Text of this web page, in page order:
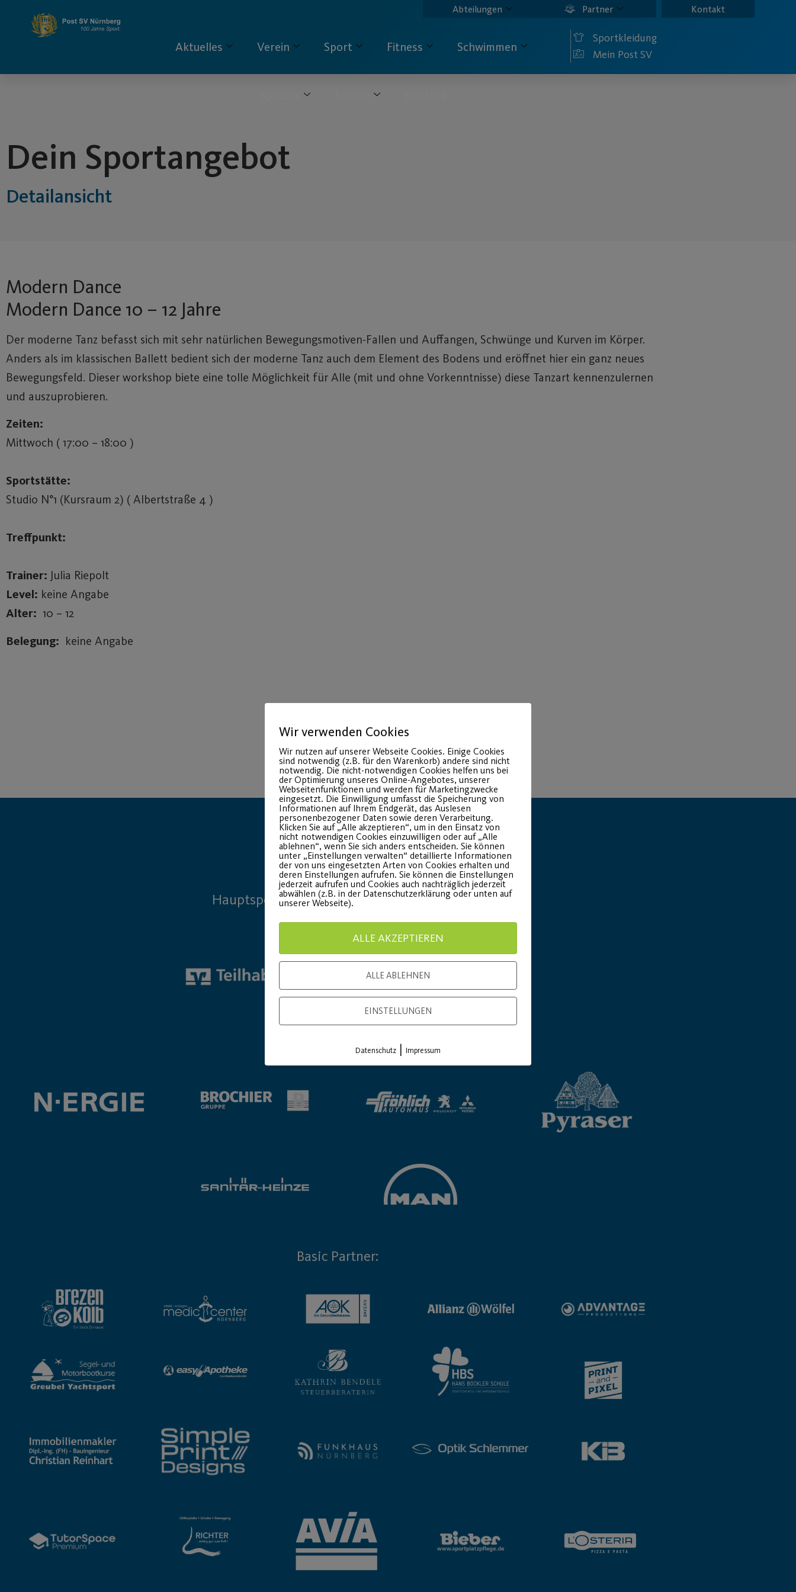
springen
Abteilungen Partner Kontakt
Aktuelles Verein Sport Fitness Schwimmen
Sportkleidung
Mein Post SV
Dein Sportangebot
Detailansicht
Modern Dance
Modern Dance 10 – 12 Jahre
Der moderne Tanz befasst sich mit sehr natürlichen Bewegungsmotiven-Fallen und Auffangen, Schwünge und Kurven im Körper.
Anders als im klassischen Ballett bedient sich der moderne Tanz auch dem Element des Bodens und eröffnet hier ein ganz neues
Bewegungsfeld. Dieser workshop biete eine tolle Möglichkeit für Alle (mit und ohne Vorkenntnisse) diese Tanzart kennenzulernen
und auszuprobieren.
Zeiten:
Mittwoch ( 17:00 – 18:00 )
Sportstätte:
Studio N°1 (Kursraum 2) ( Albertstraße 4 )
Treffpunkt:
Trainer: Julia Riepolt
Level: keine Angabe
Alter: 10 – 12
Belegung: keine Angabe
Hauptsponsor Generalausrüster
Premium Partner:
Basic Partner:
Wir verwenden Cookies
Wir nutzen auf unserer Webseite Cookies. Einige Cookies
sind notwendig (z.B. für den Warenkorb) andere sind nicht
notwendig. Die nicht-notwendigen Cookies helfen uns bei
der Optimierung unseres Online-Angebotes, unserer
Webseitenfunktionen und werden für Marketingzwecke
eingesetzt. Die Einwilligung umfasst die Speicherung von
Informationen auf Ihrem Endgerät, das Auslesen
personenbezogener Daten sowie deren Verarbeitung.
Klicken Sie auf „Alle akzeptieren“, um in den Einsatz von
nicht notwendigen Cookies einzuwilligen oder auf „Alle
ablehnen“, wenn Sie sich anders entscheiden. Sie können
unter „Einstellungen verwalten“ detaillierte Informationen
der von uns eingesetzten Arten von Cookies erhalten und
deren Einstellungen aufrufen. Sie können die Einstellungen
jederzeit aufrufen und Cookies auch nachträglich jederzeit
abwählen (z.B. in der Datenschutzerklärung oder unten auf
unserer Webseite).
ALLE AKZEPTIEREN
ALLE ABLEHNEN
EINSTELLUNGEN
Datenschutz | Impressum